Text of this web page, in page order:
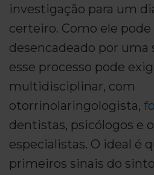
investigação para um
certeiro. Como ele pode
desencadeado por uma
esse processo pode
multidisciplinar, com
otorrinolaringologista,
dentistas, psicólogos e
especialistas. O ideal é
primeiros sinais do